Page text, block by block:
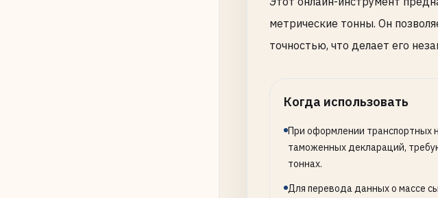
метрические тонны. Он
точностью, что делает его
Когда использовать
При оформлении транспортных
таможенных деклараций,
тоннах.
Для перевода данных о массе